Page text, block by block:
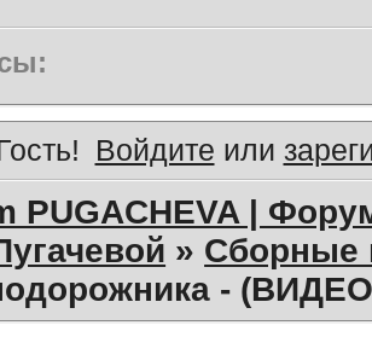
Войдите или
PUGACHEVA |
» Сборные
-